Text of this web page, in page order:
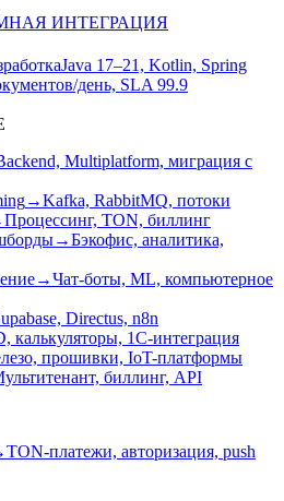
ИНТЕГРАЦИЯ
Java 17–21, Kotlin, Spring
день, SLA 99.9
Multiplatform, миграция с
→Kafka, RabbitMQ, потоки
Процессинг, TON, биллинг
→Бэкофис, аналитика,
→Чат-боты, ML, компьютерное
Directus, n8n
калькуляторы, 1С-интеграция
прошивки, IoT-платформы
биллинг, API
TON-платежи, авторизация, push